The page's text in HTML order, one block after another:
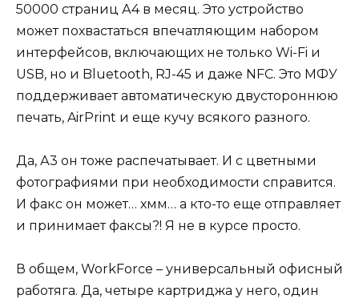
50000 страниц А4 в месяц. Это устройство
может похвастаться впечатляющим набором
интерфейсов, включающих не только Wi-Fi и
USB, но и Bluetooth, RJ-45 и даже NFC. Это МФУ
поддерживает автоматическую двустороннюю
печать, AirPrint и еще кучу всякого разного.
Да, А3 он тоже распечатывает. И с цветными
фотографиями при необходимости справится.
И факс он может… хмм… а кто-то еще отправляет
и принимает факсы?! Я не в курсе просто.
В общем, WorkForce – универсальный офисный
работяга. Да, четыре картриджа у него, один